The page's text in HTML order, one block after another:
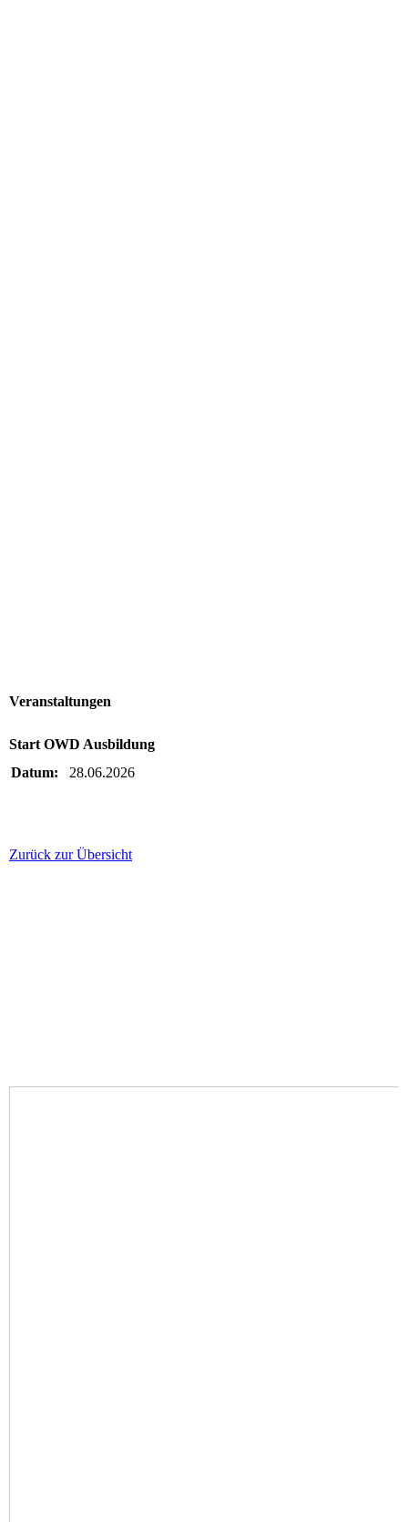
Veranstaltungen
Start OWD Ausbildung
Datum:
28.06.2026
Zurück zur Übersicht